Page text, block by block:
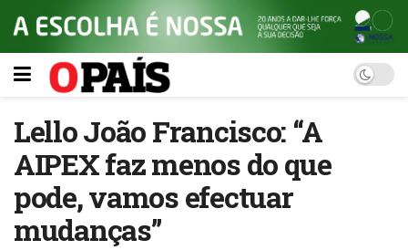
Lello João Francisco: “A
AIPEX faz menos do que
pode, vamos efectuar
mudanças”